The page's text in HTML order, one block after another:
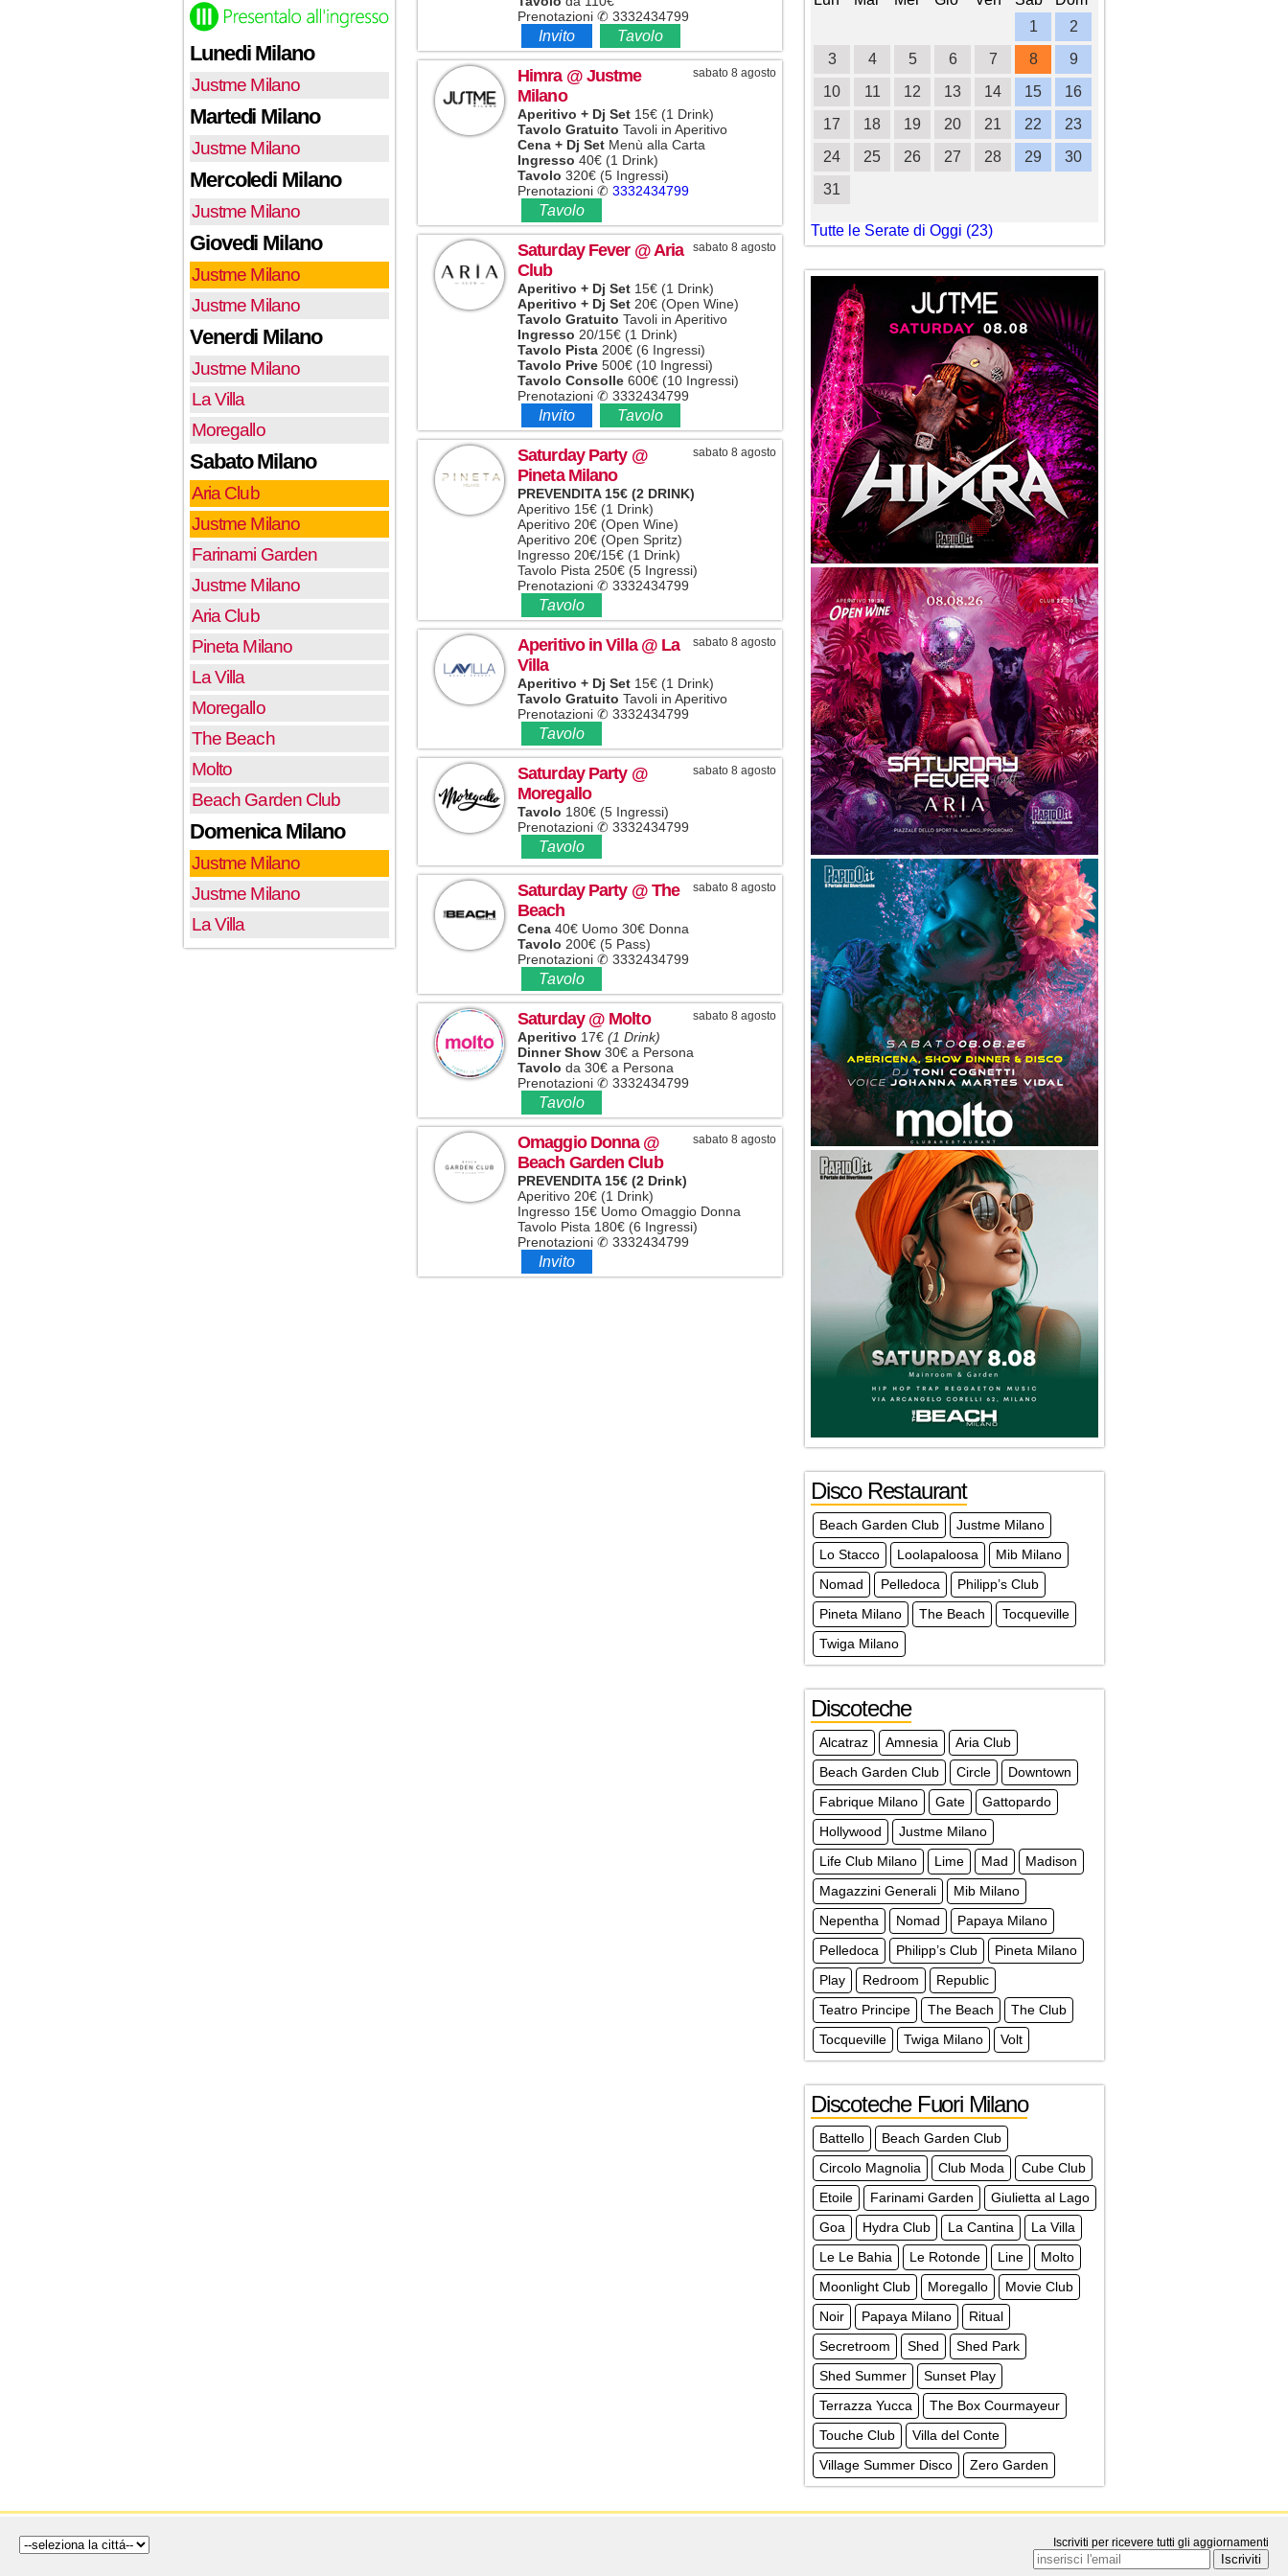
Lunedi Milano
Justme Milano
Martedi Milano
Justme Milano
Mercoledi Milano
Justme Milano
Giovedi Milano
Justme Milano
Justme Milano
Venerdi Milano
Justme Milano
La Villa
Moregallo
Sabato Milano
Aria Club
Justme Milano
Farinami Garden
Justme Milano
Aria Club
Pineta Milano
La Villa
Moregallo
The Beach
Molto
Beach Garden Club
Domenica Milano
Justme Milano
Justme Milano
La Villa
Prenotazioni ✆ 3332434799
Invito Tavolo
sabato 8 agosto
Himra @ Justme
Milano
Aperitivo + Dj Set 15€ (1 Drink)
Tavolo Gratuito Tavoli in Aperitivo
Cena + Dj Set Menù alla Carta
Ingresso 40€ (1 Drink)
Tavolo 320€ (5 Ingressi)
Prenotazioni ✆ 3332434799
Tavolo
sabato 8 agosto
Saturday Fever @ Aria
Club
Aperitivo + Dj Set 15€ (1 Drink)
Aperitivo + Dj Set 20€ (Open Wine)
Tavolo Gratuito Tavoli in Aperitivo
Ingresso 20/15€ (1 Drink)
Tavolo Pista 200€ (6 Ingressi)
Tavolo Prive 500€ (10 Ingressi)
Tavolo Consolle 600€ (10 Ingressi)
Prenotazioni ✆ 3332434799
Invito Tavolo
sabato 8 agosto
Saturday Party @
Pineta Milano
PREVENDITA 15€ (2 DRINK)
Aperitivo 15€ (1 Drink)
Aperitivo 20€ (Open Wine)
Aperitivo 20€ (Open Spritz)
Ingresso 20€/15€ (1 Drink)
Tavolo Pista 250€ (5 Ingressi)
Prenotazioni ✆ 3332434799
Tavolo
sabato 8 agosto
Aperitivo in Villa @ La
Villa
Aperitivo + Dj Set 15€ (1 Drink)
Tavolo Gratuito Tavoli in Aperitivo
Prenotazioni ✆ 3332434799
Tavolo
sabato 8 agosto
Saturday Party @
Moregallo
Tavolo 180€ (5 Ingressi)
Prenotazioni ✆ 3332434799
Tavolo
sabato 8 agosto
Saturday Party @ The
Beach
Cena 40€ Uomo 30€ Donna
Tavolo 200€ (5 Pass)
Prenotazioni ✆ 3332434799
Tavolo
sabato 8 agosto
Saturday @ Molto
Aperitivo 17€ (1 Drink)
Dinner Show 30€ a Persona
Tavolo da 30€ a Persona
Prenotazioni ✆ 3332434799
Tavolo
sabato 8 agosto
Omaggio Donna @
Beach Garden Club
PREVENDITA 15€ (2 Drink)
Aperitivo 20€ (1 Drink)
Ingresso 15€ Uomo Omaggio Donna
Tavolo Pista 180€ (6 Ingressi)
Prenotazioni ✆ 3332434799
Invito
1
5
6 7 8 9 10
11
12
19
20 21 22 23
26
27 28 29
1
2
3
4 5 6 7 8
9
10
11 12 13 14 15
16
17
18 19 20 21 22
23
24
25 26 27 28 29
30
31
Tutte le Serate di Oggi (23)
Disco Restaurant
Beach Garden Club
Justme Milano
Lo Stacco
Loolapaloosa
Mib Milano
Nomad
Pelledoca
Philipp’s Club
Pineta Milano
The Beach
Tocqueville
Twiga Milano
Discoteche
Alcatraz Amnesia
Aria Club
Beach Garden Club
Circle
Downtown
Fabrique Milano
Gate
Gattopardo
Hollywood
Justme Milano
Life Club Milano
Lime Mad
Madison
Magazzini Generali
Mib Milano
Nepentha
Nomad
Papaya Milano
Pelledoca
Philipp’s Club
Pineta Milano
Play
Redroom
Republic
Teatro Principe
The Beach
The Club
Tocqueville
Twiga Milano Volt
Discoteche Fuori Milano
Battello
Beach Garden Club
Circolo Magnolia
Club Moda
Cube Club
Etoile
Farinami Garden
Giulietta al Lago
Goa
Hydra Club La Cantina
La Villa
Le Le Bahia
Le Rotonde Line
Molto
Moonlight Club
Moregallo
Movie Club
Noir
Papaya Milano
Ritual
Secretroom
Shed
Shed Park
Shed Summer
Sunset Play
Terrazza Yucca
The Box Courmayeur
Touche Club
Villa del Conte
Village Summer Disco
Zero Garden
Iscriviti per ricevere tutti gli aggiornamenti